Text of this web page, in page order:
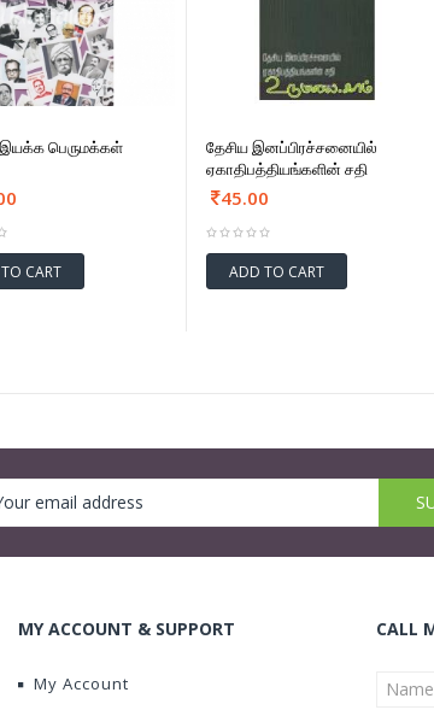
இயக்க பெருமக்கள்
CART
தேசிய இனப்பிரச்சனையில்
ஏகாதிபத்தியங்களின் சதி
45.00
ADD TO CART
MY ACCOUNT & SUPPORT
My Account
CALL